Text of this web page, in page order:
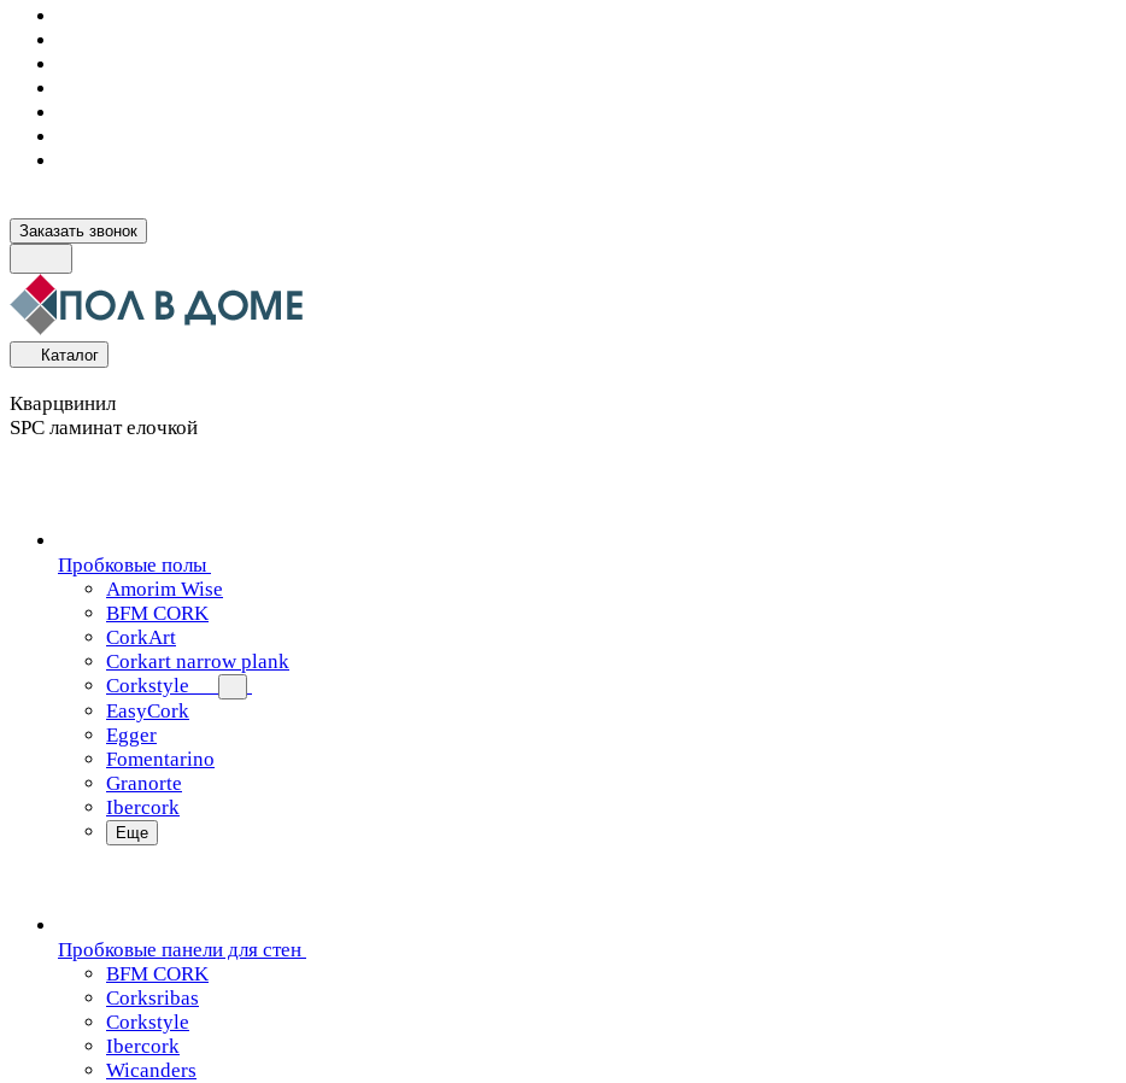
Заказать звонок
Каталог
Кварцвинил
SPC ламинат елочкой
Пробковые полы
Amorim Wise
BFM CORK
CorkArt
Corkart narrow plank
Corkstyle
EasyCork
Egger
Fomentarino
Granorte
Ibercork
Еще
Пробковые панели для стен
BFM CORK
Corksribas
Corkstyle
Ibercork
Wicanders